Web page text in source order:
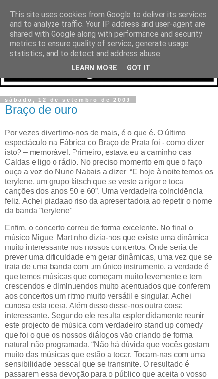
sábado, 12 de setembro de 2009
Braço de ouro
Por vezes divertimo-nos de mais, é o que é. O último
espectáculo na Fábrica do Braço de Prata foi - como dizer
isto? – memorável. Primeiro, estava eu a caminho das
Caldas e ligo o rádio. No preciso momento em que o faço
ouço a voz do Nuno Nabais a dizer: “E hoje à noite temos os
terylene, um grupo kitsch que se veste a rigor e toca
canções dos anos 50 e 60”. Uma verdadeira coincidência
feliz. Achei piadaao riso da apresentadora ao repetir o nome
da banda “terylene”.
Enfim, o concerto correu de forma excelente. No final o
músico Miguel Martinho dizia-nos que existe uma dinâmica
muito interessante nos nossos concertos. Onde seria de
prever uma dificuldade em gerar dinâmicas, uma vez que se
trata de uma banda com um único instrumento, a verdade é
que temos músicas que começam muito levemente e tem
crescendos e diminuendos muito acentuados que conferem
aos concertos um ritmo muito versátil e singular. Achei
curiosa esta ideia. Além disso disse-nos outra coisa
interessante. Segundo ele resulta esplendidamente reunir
este projecto de música com verdadeiro stand up comedy
que foi o que os nossos diálogos vão criando de forma
natural não programada. “Não há dúvida que vocês gostam
muito das músicas que estão a tocar. Tocam-nas com uma
sensibilidade pessoal que se transmite. O resultado é
passarem essa devoção para o público que aceita o vosso
This site uses cookies from Google to deliver its services
and to analyze traffic. Your IP address and user-agent are
shared with Google along with performance and security
metrics to ensure quality of service, generate usage
statistics, and to detect and address abuse.
LEARN MORE GOT IT